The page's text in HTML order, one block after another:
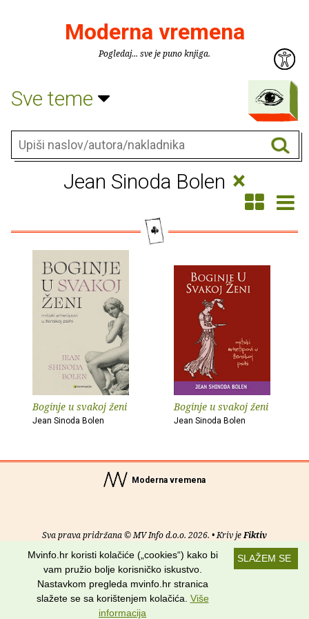
Moderna vremena
Pogledaj... sve je puno knjiga.
Sve teme
Jean Sinoda Bolen ×
Boginje u svakoj ženi
Jean Sinoda Bolen
Boginje u svakoj ženi
Jean Sinoda Bolen
Moderna vremena
Sva prava pridržana © MV Info d.o.o. 2026. • Kriv jeFiktiv
Uvjeti korištenja RSS kanali
Potraži nas na:
SLAŽEM SE
Mvinfo.hr koristi kolačiće („cookies“) kako bi
vam pružio bolje korisničko iskustvo.
Nastavkom pregleda mvinfo.hr stranica
slažete se sa korištenjem kolačića. Više
informacija